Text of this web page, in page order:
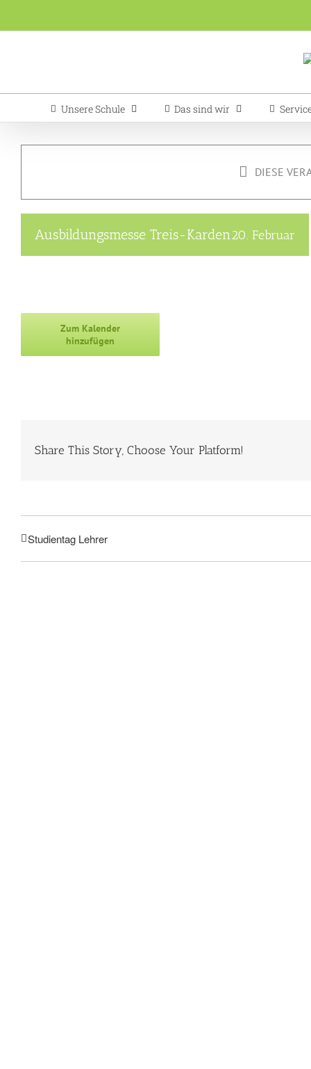
Inhalt
Unsere Schule Das sind wir
DIESE
Ausbildungsmesse Treis-Karden20. Februar
Zum Kalender
hinzufügen
Share This Story, Choose Your Platform!
Studientag Lehrer